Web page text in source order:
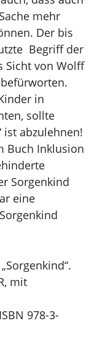
mehr
Der bis
Begriff der
Sicht von Wolff
in
sollte
ist abzulehnen!
Buch Inklusion
Sorgenkind
eine
mit
978-3-